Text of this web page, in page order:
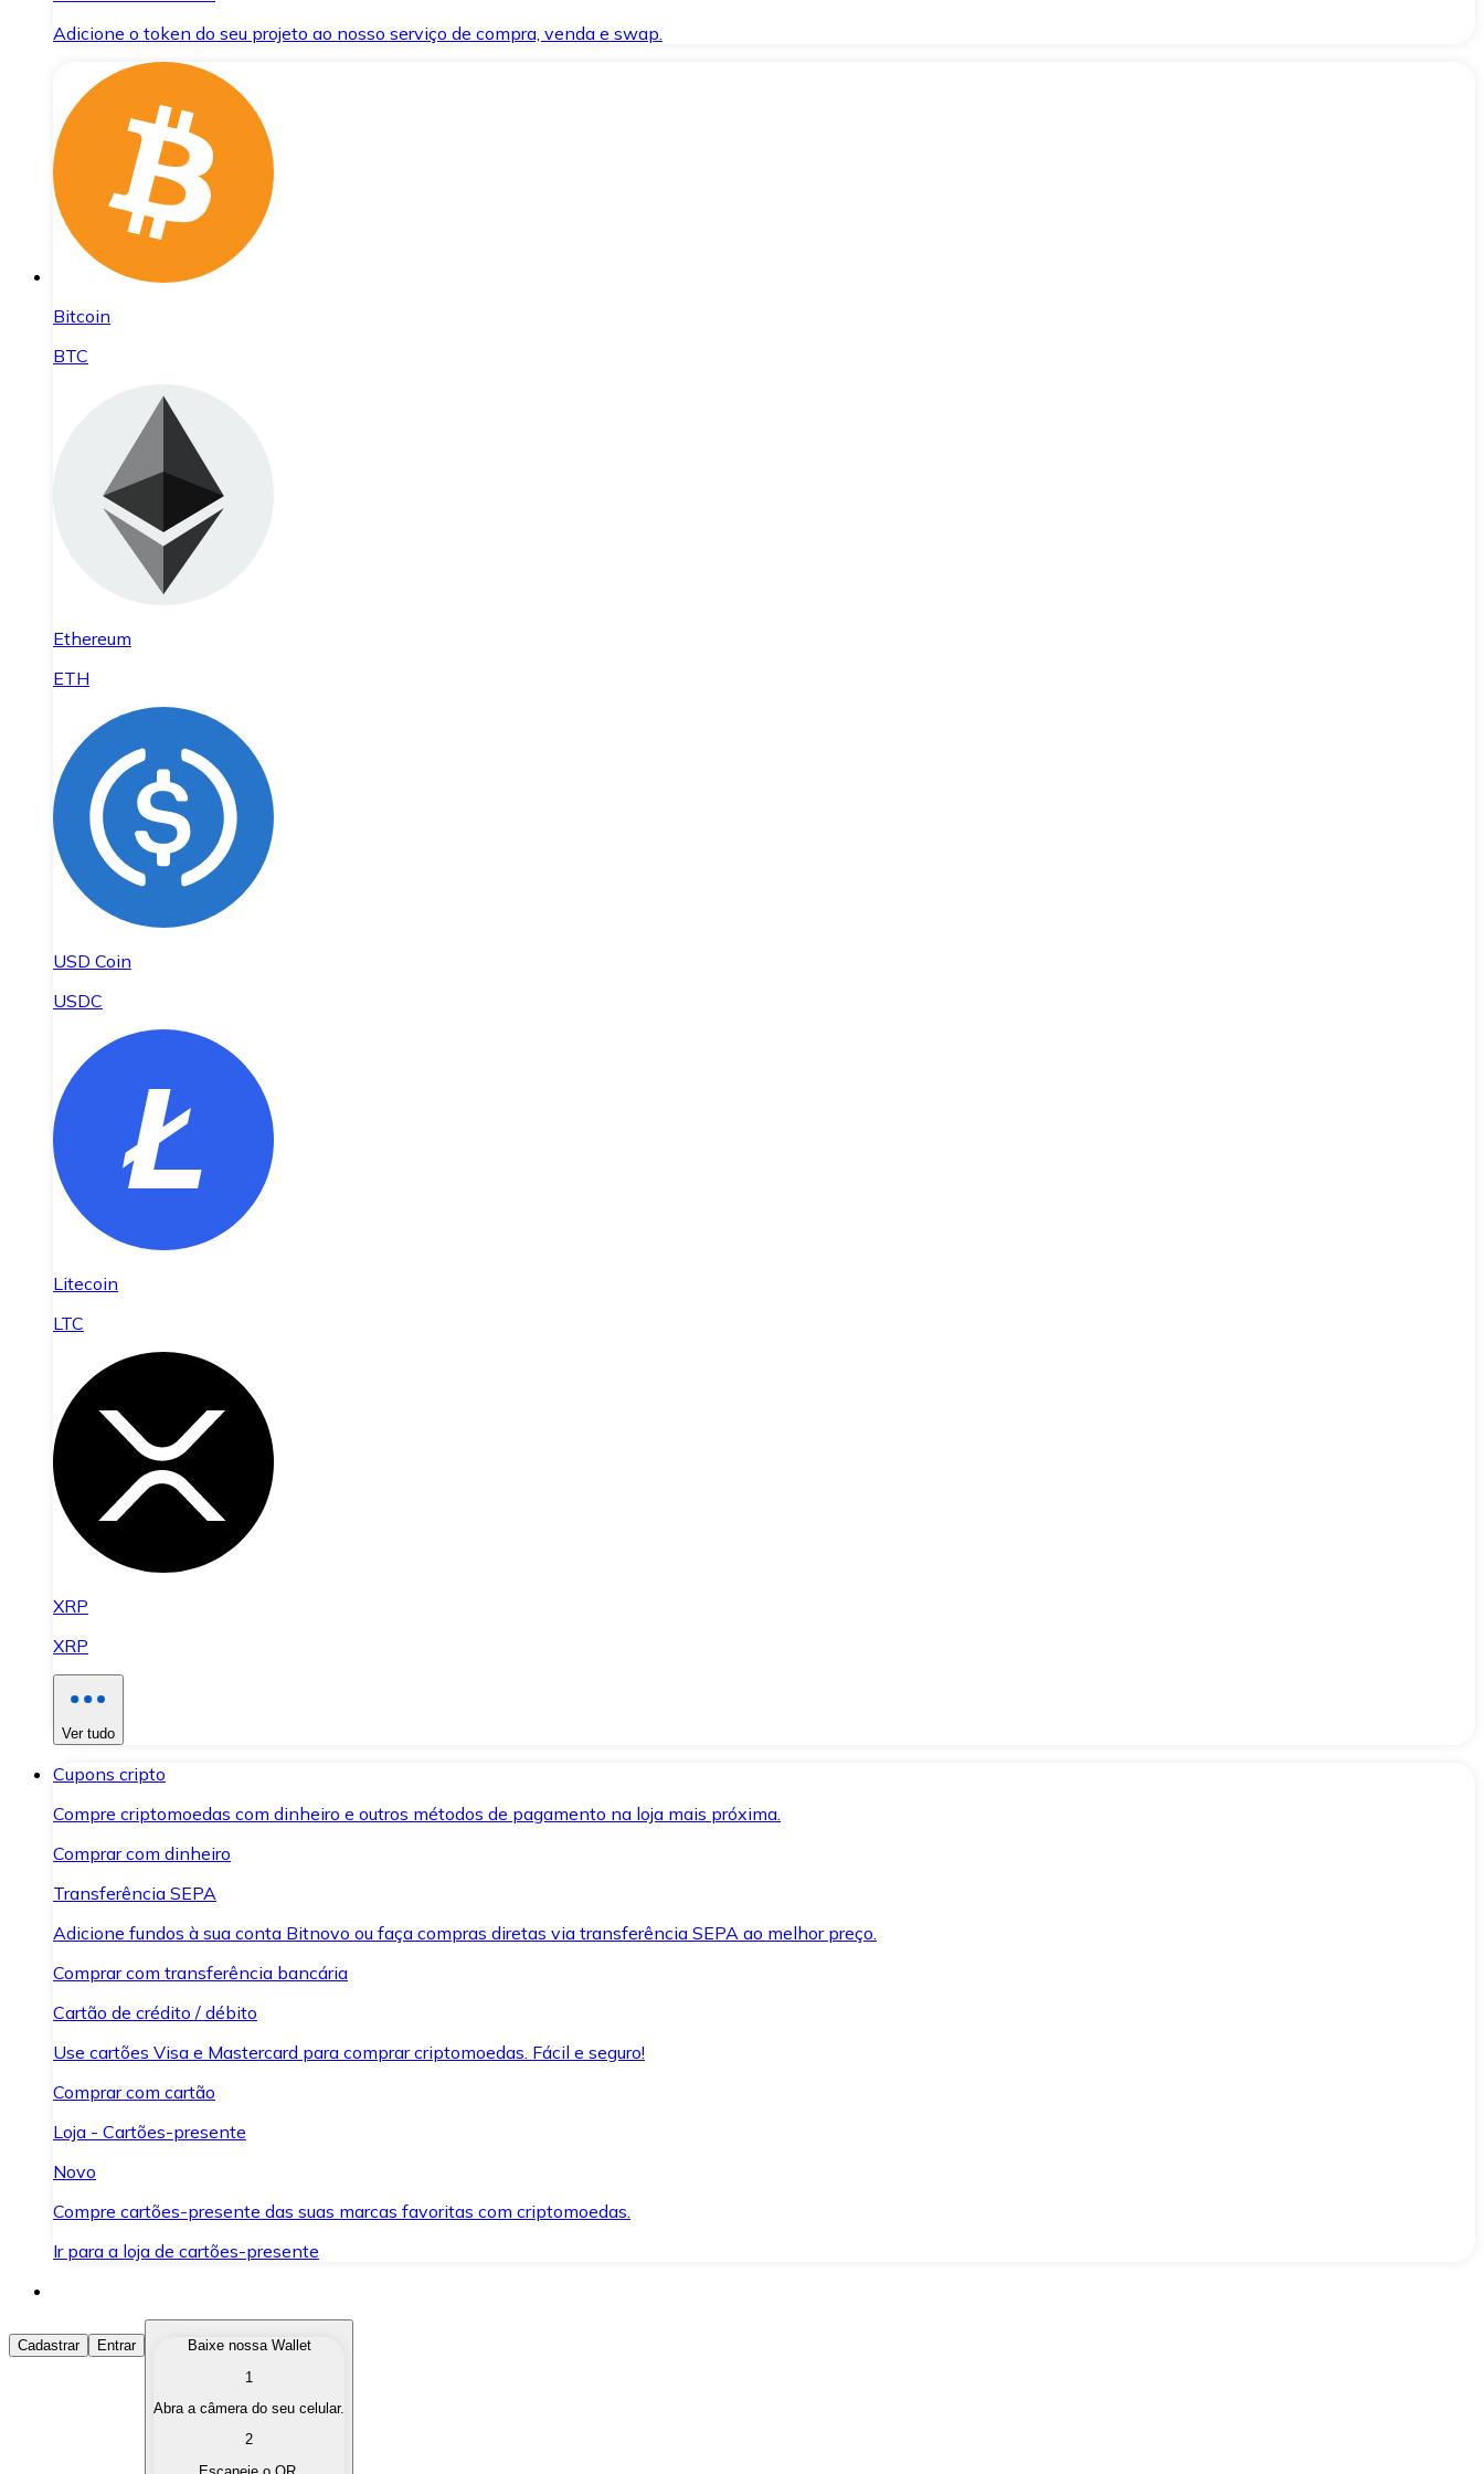
Adicione o token do seu projeto ao nosso serviço de compra, venda e swap.
Bitcoin
BTC
Ethereum
ETH
USD Coin
USDC
Litecoin
LTC
XRP
XRP
Ver tudo
Cupons cripto
Compre criptomoedas com dinheiro e outros métodos de pagamento na loja mais próxima.
Comprar com dinheiro
Transferência SEPA
Adicione fundos à sua conta Bitnovo ou faça compras diretas via transferência SEPA ao melhor preço.
Comprar com transferência bancária
Cartão de crédito / débito
Use cartões Visa e Mastercard para comprar criptomoedas. Fácil e seguro!
Comprar com cartão
Loja - Cartões-presente
Novo
Compre cartões-presente das suas marcas favoritas com criptomoedas.
Ir para a loja de cartões-presente
Comprar Criptomoedas
Compre as criptomoedas de seu interesse de forma rápida e segura.
Converta suas criptomoedas em moeda fiduciária quando precisar.
Cadastrar Entrar
Baixe nossa Wallet
1
Abra a câmera do seu celular.
2